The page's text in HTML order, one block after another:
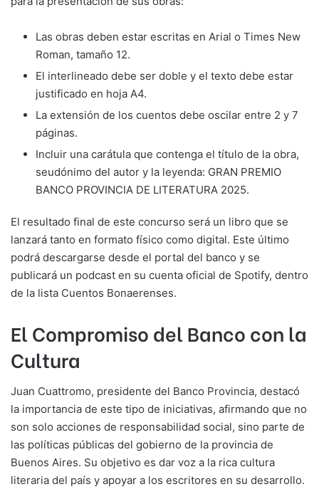
Las obras deben estar escritas en Arial o Times New
Roman, tamaño 12.
El interlineado debe ser doble y el texto debe estar
justificado en hoja A4.
La extensión de los cuentos debe oscilar entre 2 y 7
páginas.
Incluir una carátula que contenga el título de la obra,
seudónimo del autor y la leyenda: GRAN PREMIO
BANCO PROVINCIA DE LITERATURA 2025.
El resultado final de este concurso será un libro que se
lanzará tanto en formato físico como digital. Este último
podrá descargarse desde el portal del banco y se
publicará un podcast en su cuenta oficial de Spotify, dentro
de la lista Cuentos Bonaerenses.
El Compromiso del Banco con la
Cultura
Juan Cuattromo, presidente del Banco Provincia, destacó
la importancia de este tipo de iniciativas, afirmando que no
son solo acciones de responsabilidad social, sino parte de
las políticas públicas del gobierno de la provincia de
Buenos Aires. Su objetivo es dar voz a la rica cultura
literaria del país y apoyar a los escritores en su desarrollo.